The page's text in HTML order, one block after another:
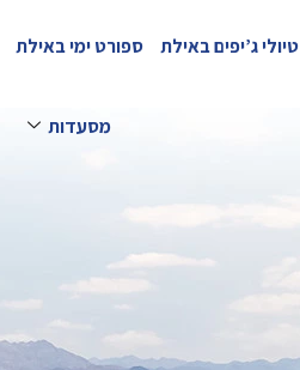
טיולי ג’יפים באילת ספורט ימי באילת
מסעדות